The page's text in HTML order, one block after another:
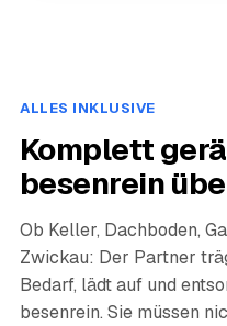
ALLES INKLUSIVE
Komplett
besenrein
Ob Keller, Dachboden,
Zwickau: Der Partner
Bedarf, lädt auf und
besenrein. Sie müssen